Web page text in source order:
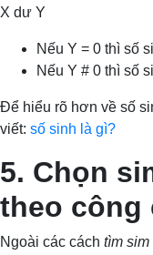
X dư Y
Nếu Y = 0 thì số
Nếu Y # 0 thì số
Để hiểu rõ hơn về số
viết: số sinh là gì?
5. Chọn
theo công
Ngoài các cách tìm